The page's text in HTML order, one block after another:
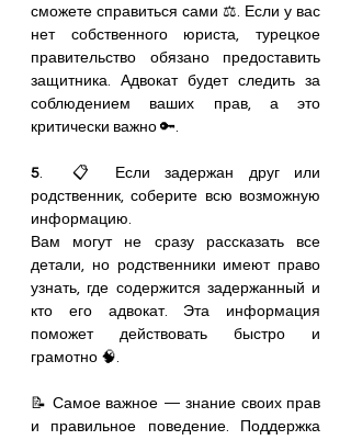
сможете справиться сами ⚖️. Если у вас
нет собственного юриста, турецкое
правительство обязано предоставить
защитника. Адвокат будет следить за
соблюдением ваших прав, а это
критически важно 🔑.
5.  📋 Если задержан друг или
родственник, соберите всю возможную
информацию.
Вам могут не сразу рассказать все
детали, но родственники имеют право
узнать, где содержится задержанный и
кто его адвокат. Эта информация
поможет действовать быстро и
грамотно 🧠.
📝 Самое важное — знание своих прав
и правильное поведение. Поддержка